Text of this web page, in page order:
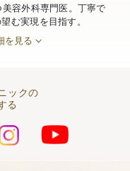
容外科専門医。丁寧で
む実現を目指す。
を見る
ックの
る